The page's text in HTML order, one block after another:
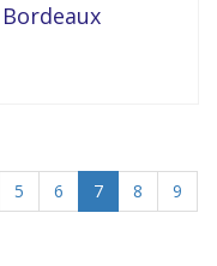
5 6 7 8
9